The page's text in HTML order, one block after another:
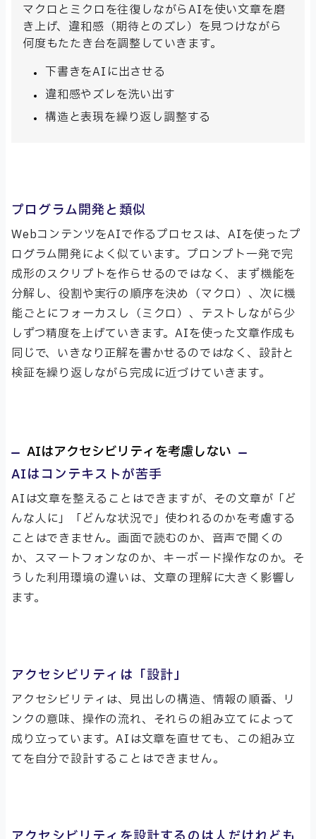
マクロとミクロを往復しながらAIを使い文章を磨
き上げ、違和感（期待とのズレ）を見つけながら
何度もたたき台を調整していきます。
下書きをAIに出させる
違和感やズレを洗い出す
構造と表現を繰り返し調整する
プログラム開発と類似
WebコンテンツをAIで作るプロセスは、AIを使ったプ
ログラム開発によく似ています。プロンプト一発で完
成形のスクリプトを作らせるのではなく、まず機能を
分解し、役割や実行の順序を決め（マクロ）、次に機
能ごとにフォーカスし（ミクロ）、テストしながら少
しずつ精度を上げていきます。AIを使った文章作成も
同じで、いきなり正解を書かせるのではなく、設計と
検証を繰り返しながら完成に近づけていきます。
AIはアクセシビリティを考慮しない
AIはコンテキストが苦手
AIは文章を整えることはできますが、その文章が「ど
んな人に」「どんな状況で」使われるのかを考慮する
ことはできません。画面で読むのか、音声で聞くの
か、スマートフォンなのか、キーボード操作なのか。そ
うした利用環境の違いは、文章の理解に大きく影響し
ます。
アクセシビリティは「設計」
アクセシビリティは、見出しの構造、情報の順番、リ
ンクの意味、操作の流れ、それらの組み立てによって
成り立っています。AIは文章を直せても、この組み立
てを自分で設計することはできません。